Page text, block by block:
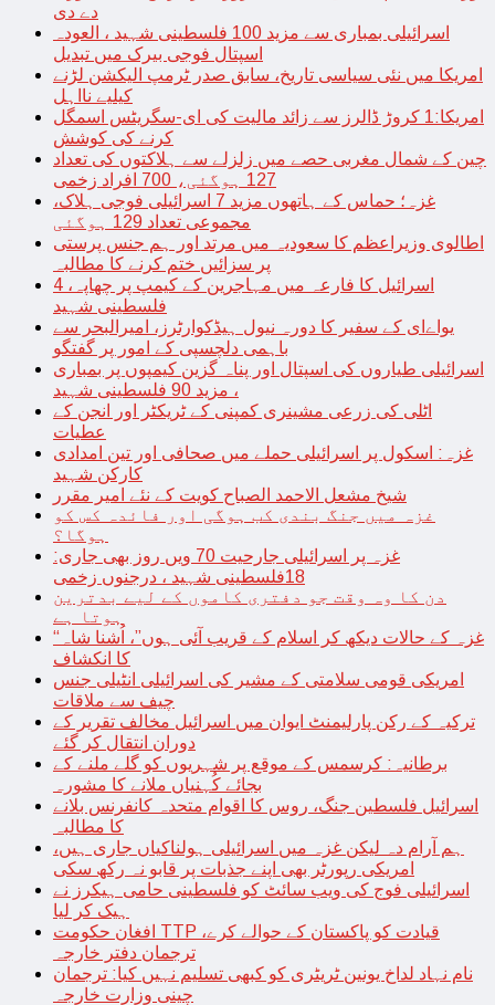
دے دی
اسرائیلی بمباری سے مزید 100 فلسطینی شہید ، العودہ
اسپتال فوجی بیرک میں تبدیل
امریکا میں نئی سیاسی تاریخ، سابق صدر ٹرمپ الیکشن لڑنے
کیلیے نااہل
امریکا:1 کروڑ ڈالرز سے زائد مالیت کی ای-سگریٹس اسمگل
کرنے کی کوشش
چین کے شمال مغربی حصے میں زلزلے سے ہلاکتوں کی تعداد
127 ہوگئی، 700 افراد زخمی
غزہ؛ حماس کے ہاتھوں مزید 7 اسرائیلی فوجی ہلاک،
مجموعی تعداد 129 ہوگئی
اطالوی وزیراعظم کا سعودیہ میں مرتد اور ہم جنس پرستی
پر سزائیں ختم کرنے کا مطالبہ
اسرائیل کا فارعہ میں مہاجرین کے کیمپ پر چھاپہ، 4
فلسطینی شہید
یواےای کے سفیر کا دورہ نیول ہیڈکوارٹرز، امیرالبحر سے
باہمی دلچسپی کے امور پر گفتگو
اسرائیلی طیاروں کی اسپتال اور پناہ گزین کیمپوں پر بمباری
، مزید 90 فلسطینی شہید
اٹلی کی زرعی مشینری کمپنی کے ٹریکٹر اور انجن کے
عطیات
غزہ: اسکول پر اسرائیلی حملے میں صحافی اور تین امدادی
کارکن شہید
شیخ مشعل الاحمد الصباح کویت کے نئے امیر مقرر
غزہ میں جنگ بندی کب ہوگی اور فائدہ کس کو
ہوگا؟
غزہ پر اسرائیلی جارحیت 70 ویں روز بھی جاری:
18فلسطینی شہید ، درجنوں زخمی
دن کا وہ وقت جو دفتری کاموں کے لیے بدترین
ہوتا ہے
“غزہ کے حالات دیکھ کر اسلام کے قریب آئی ہوں”، اُشنا شاہ
کا انکشاف
امریکی قومی سلامتی کے مشیر کی اسرائیلی انٹیلی جنس
چیف سے ملاقات
ترکیہ کے رکن پارلیمنٹ ایوان میں اسرائیل مخالف تقریر کے
دوران انتقال کر گئے
برطانیہ: کرسمس کے موقع پر شہریوں کو گلے ملنے کے
بجائے کُہنیاں ملانے کا مشورہ
اسرائیل فلسطین جنگ، روس کا اقوام متحدہ کانفرنس بلانے
کا مطالبہ
ہم آرام دہ لیکن غزہ میں اسرائیلی ہولناکیاں جاری ہیں،
امریکی رپورٹر بھی اپنے جذبات پر قابو نہ رکھ سکی
اسرائیلی فوج کی ویب سائٹ کو فلسطینی حامی ہیکرز نے
ہیک کر لیا
افغان حکومت TTP قیادت کو پاکستان کے حوالے کرے،
ترجمان دفتر خارجہ
نام نہاد لداخ یونین ٹریٹری کو کبھی تسلیم نہیں کیا: ترجمان
چینی وزارت خارجہ